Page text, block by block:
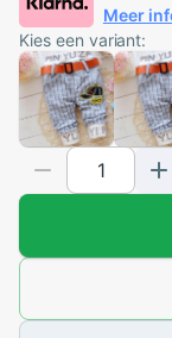
Meer
Kies een variant: